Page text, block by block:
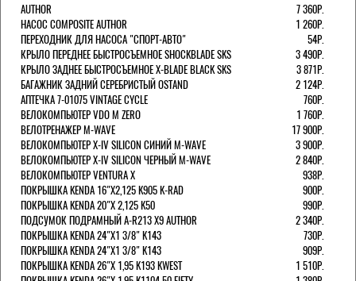
AUTHOR
7 360Р.
НАСОС COMPOSITE AUTHOR
1 260Р.
ПЕРЕХОДНИК ДЛЯ НАСОСА "СПОРТ-АВТО"
54Р.
КРЫЛО ПЕРЕДНЕЕ БЫСТРОСЪЕМНОЕ SHOCKBLADE SKS
3 490Р.
КРЫЛО ЗАДНЕЕ БЫСТРОСЪЕМНОЕ X-BLADE BLACK SKS
3 871Р.
БАГАЖНИК ЗАДНИЙ СЕРЕБРИСТЫЙ OSTAND
2 124Р.
АПТЕЧКА 7-01075 VINTAGE CYCLE
760Р.
ВЕЛОКОМПЬЮТЕР VDO M ZERO
1 760Р.
ВЕЛОТРЕНАЖЕР M-WAVE
17 900Р.
ВЕЛОКОМПЬЮТЕР X-IV SILICON СИНИЙ M-WAVE
3 900Р.
ВЕЛОКОМПЬЮТЕР X-IV SILICON ЧЕРНЫЙ M-WAVE
2 840Р.
ВЕЛОКОМПЬЮТЕР VENTURA Х
938Р.
ПОКРЫШКА KENDA 16"Х2,125 K905 K-RAD
900Р.
ПОКРЫШКА KENDA 20"Х 2,125 K50
990Р.
ПОДСУМОК ПОДРАМНЫЙ A-R213 X9 AUTHOR
2 340Р.
ПОКРЫШКА KENDA 24"Х1 3/8" K143
730Р.
ПОКРЫШКА KENDA 24"Х1 3/8" K143
909Р.
ПОКРЫШКА KENDA 26"Х 1,95 K193 KWEST
1 510Р.